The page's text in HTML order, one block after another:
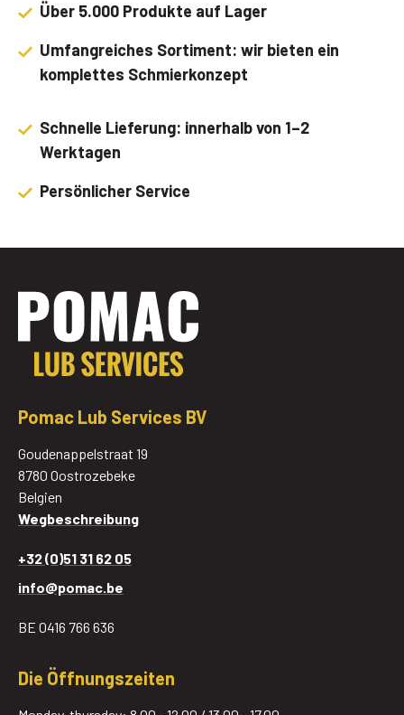
Über 5.000 Produkte auf Lager
Umfangreiches Sortiment: wir bieten ein
komplettes Schmierkonzept
Schnelle Lieferung: innerhalb von 1–2
Werktagen
Persönlicher Service
Pomac Lub Services BV
Goudenappelstraat 19
8780 Oostrozebeke
Belgien
Wegbeschreibung
+32 (0)51 31 62 05
info@pomac.be
BE 0416 766 636
Die Öffnungszeiten